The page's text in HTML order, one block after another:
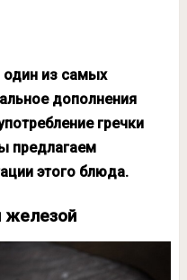
один из самых
дополнения
гречки
предлагаем
этого блюда.
железой